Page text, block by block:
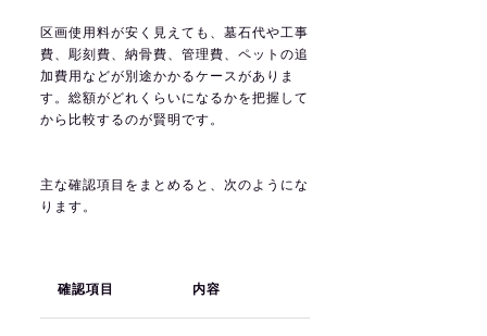
区画使用料が安く見えても、墓石代や工事
費、彫刻費、納骨費、管理費、ペットの追
加費用などが別途かかるケースがありま
す。総額がどれくらいになるかを把握して
から比較するのが賢明です。
主な確認項目をまとめると、次のようにな
ります。
確認項目 内容